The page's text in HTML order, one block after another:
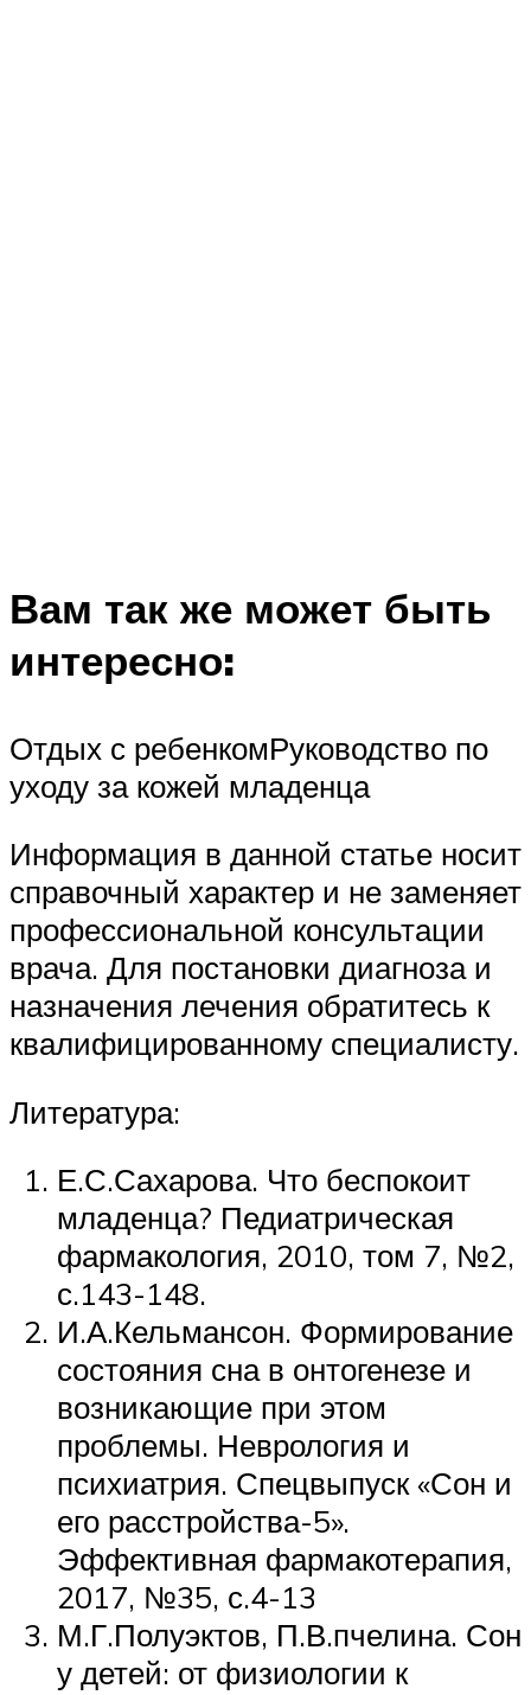
Вам так же может быть
интересно:
Отдых с ребенкомРуководство по
уходу за кожей младенца
Информация в данной статье носит
справочный характер и не заменяет
профессиональной консультации
врача. Для постановки диагноза и
назначения лечения обратитесь к
квалифицированному специалисту.
Литература:
Е.С.Сахарова. Что беспокоит
младенца? Педиатрическая
фармакология, 2010, том 7, №2,
с.143-148.
И.А.Кельмансон. Формирование
состояния сна в онтогенезе и
возникающие при этом
проблемы. Неврология и
психиатрия. Спецвыпуск «Сон и
его расстройства-5».
Эффективная фармакотерапия,
2017, №35, с.4-13
М.Г.Полуэктов, П.В.пчелина. Сон
у детей: от физиологии к